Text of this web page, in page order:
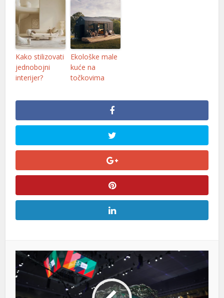
Kako stilizovati
jednobojni
interijer?
Ekološke male
kuće na
točkovima